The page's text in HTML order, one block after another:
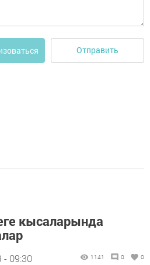
Отправить
кысаларында
- 09:30 1141 0 0